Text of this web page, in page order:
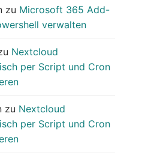
zu Microsoft 365 Add-
verwalten
Nextcloud
per Script und Cron
zu Nextcloud
per Script und Cron